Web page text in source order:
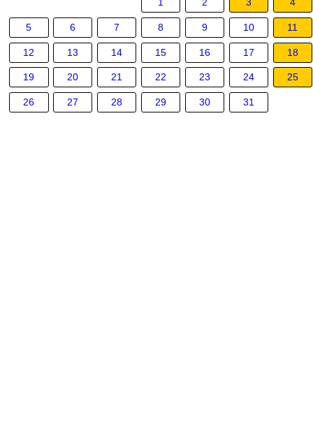
5 6 7 8 9 10 11
12 13 14 15 16 17 18
19 20 21 22 23 24 25
26 27 28 29 30 31